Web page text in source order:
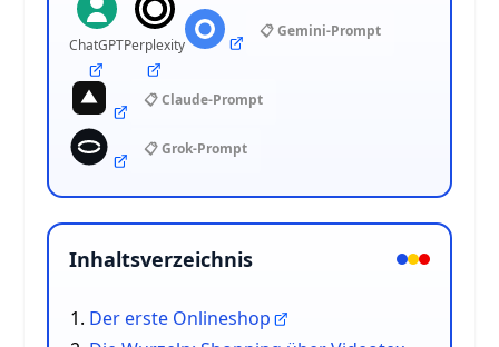
ChatGPTPerplexity
📋 Gemini-Prompt
📋 Claude-Prompt
📋 Grok-Prompt
Inhaltsverzeichnis
Der erste Onlineshop